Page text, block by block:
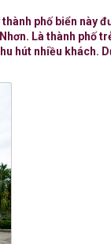
phố biển này
Là thành phố
hút nhiều khách.